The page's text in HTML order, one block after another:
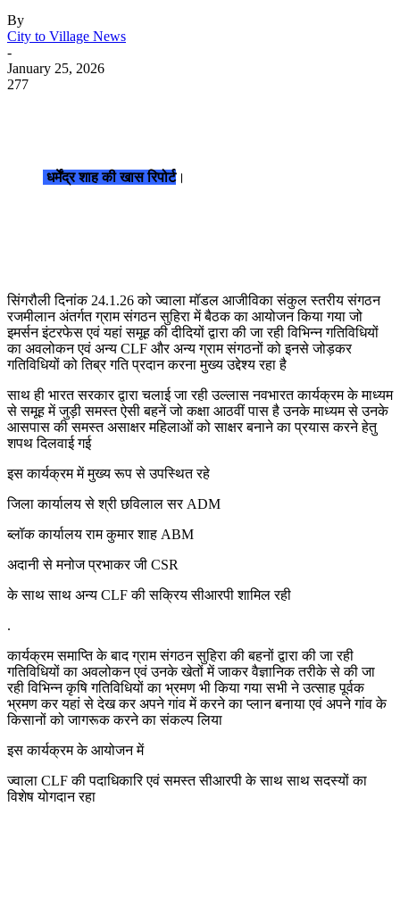
By
City to Village News
-
January 25, 2026
277
धर्मेंद्र शाह की खास रिपोर्ट।
सिंगरौली दिनांक 24.1.26 को ज्वाला मॉडल आजीविका संकुल स्तरीय संगठन
रजमीलान अंतर्गत ग्राम संगठन सुहिरा में बैठक का आयोजन किया गया जो
इमर्सन इंटरफेस एवं यहां समूह की दीदियों द्वारा की जा रही विभिन्न गतिविधियों
का अवलोकन एवं अन्य CLF और अन्य ग्राम संगठनों को इनसे जोड़कर
गतिविधियों को तिब्र गति प्रदान करना मुख्य उद्देश्य रहा है
साथ ही भारत सरकार द्वारा चलाई जा रही उल्लास नवभारत कार्यक्रम के माध्यम
से समूह में जुड़ी समस्त ऐसी बहनें जो कक्षा आठवीं पास है उनके माध्यम से उनके
आसपास की समस्त असाक्षर महिलाओं को साक्षर बनाने का प्रयास करने हेतु
शपथ दिलवाई गई
इस कार्यक्रम में मुख्य रूप से उपस्थित रहे
जिला कार्यालय से श्री छविलाल सर ADM
ब्लॉक कार्यालय राम कुमार शाह ABM
अदानी से मनोज प्रभाकर जी CSR
के साथ साथ अन्य CLF की सक्रिय सीआरपी शामिल रही
.
कार्यक्रम समाप्ति के बाद ग्राम संगठन सुहिरा की बहनों द्वारा की जा रही
गतिविधियों का अवलोकन एवं उनके खेतों में जाकर वैज्ञानिक तरीके से की जा
रही विभिन्न कृषि गतिविधियों का भ्रमण भी किया गया सभी ने उत्साह पूर्वक
भ्रमण कर यहां से देख कर अपने गांव में करने का प्लान बनाया एवं अपने गांव के
किसानों को जागरूक करने का संकल्प लिया
इस कार्यक्रम के आयोजन में
ज्वाला CLF की पदाधिकारि एवं समस्त सीआरपी के साथ साथ सदस्यों का
विशेष योगदान रहा